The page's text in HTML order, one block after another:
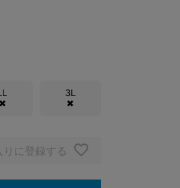
✖
3L
✖
りに登録する